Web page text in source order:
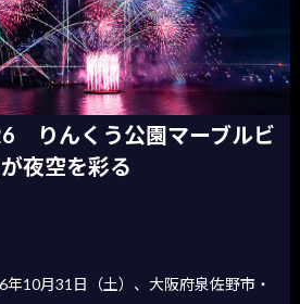
りんくう公園マーブルビ
夜空を彩る
10月31日（土）、大阪府泉佐野市・